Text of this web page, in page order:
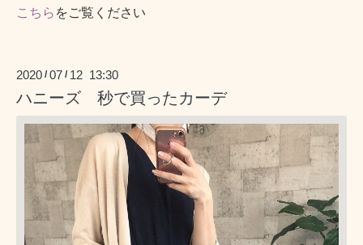
こちら をご覧ください
2020 /07 / 12 13:30
ハニーズ 秒で買ったカーデ